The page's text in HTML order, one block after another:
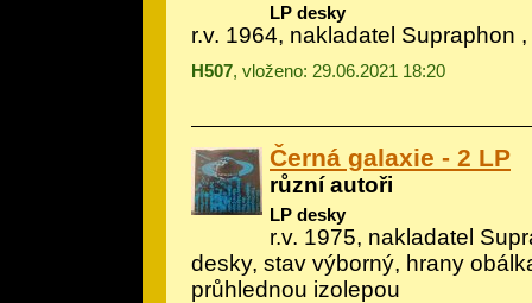
LP desky
r.v. 1964, nakladatel Supraphon
H507, vloženo: 29.06.2021 18:20
Černá galaxie - 2 LP
různí autoři
LP desky
r.v. 1975, nakladatel
desky, stav výborný, hrany
průhlednou izolepou